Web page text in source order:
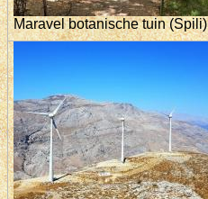
Maravel botanische tuin (Spili)